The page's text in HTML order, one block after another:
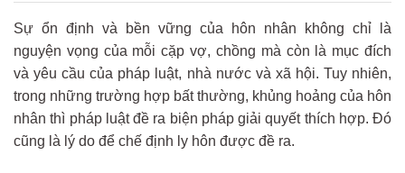
Sự ổn định và bền vững của hôn nhân không chỉ là
nguyện vọng của mỗi cặp vợ, chồng mà còn là mục đích
và yêu cầu của pháp luật, nhà nước và xã hội. Tuy nhiên,
trong những trường hợp bất thường, khủng hoảng của hôn
nhân thì pháp luật đề ra biện pháp giải quyết thích hợp. Đó
cũng là lý do để chế định ly hôn được đề ra.